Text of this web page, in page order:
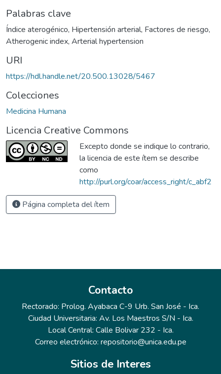
Palabras clave
Índice aterogénico, Hipertensión arterial, Factores de riesgo,
Atherogenic index, Arterial hypertension
URI
https://hdl.handle.net/20.500.13028/5467
Colecciones
Medicina Humana
Licencia Creative Commons
Excepto donde se indique lo contrario,
la licencia de este ítem se describe
como
http://purl.org/coar/access_right/c_abf2
Página completa del ítem
Contacto
Rectorado: Prolog. Ayabaca C-9 Urb. San José - Ica.
Ciudad Universitaria: Av. Los Maestros S/N - Ica.
Local Central: Calle Bolivar 232 - Ica.
Correo electrónico: repositorio@unica.edu.pe
Sitios de Interes